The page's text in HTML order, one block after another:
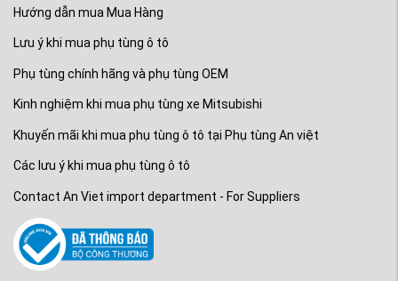
Hướng dẫn mua Mua Hàng
Lưu ý khi mua phụ tùng ô tô
Phụ tùng chính hãng và phụ tùng OEM
Kinh nghiệm khi mua phụ tùng xe Mitsubishi
Khuyến mãi khi mua phụ tùng ô tô tại Phụ tùng An việt
Các lưu ý khi mua phụ tùng ô tô
Contact An Viet import department - For Suppliers